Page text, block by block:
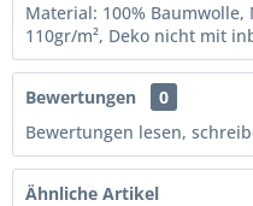
Material: 100% Baumwolle,
110gr/m², Deko nicht mit
Bewertungen
0
Bewertungen lesen,
Ähnliche Artikel